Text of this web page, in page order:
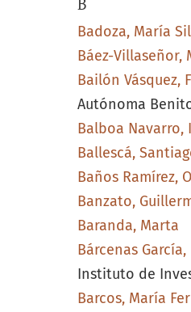
Badoza, María
Báez-Villaseñor,
Bailón Vásquez,
Autónoma
Balboa Navarro,
Ballescá,
Baños Ramírez,
Banzato,
Baranda, Marta
Bárcenas García,
Instituto de
Barcos, María